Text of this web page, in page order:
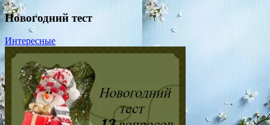
Новогодний тест
Интересные